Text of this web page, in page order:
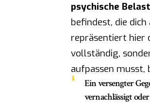
psychische
befindest, die
repräsentiert hier
vollständig,
aufpassen musst,
Ein versengter
vernachlässigt